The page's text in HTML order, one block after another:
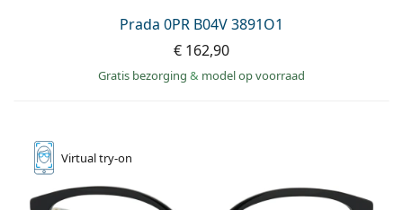
Prada 0PR B04V 3891O1
€ 162,90
Gratis bezorging & model op voorraad
Virtualtry-on